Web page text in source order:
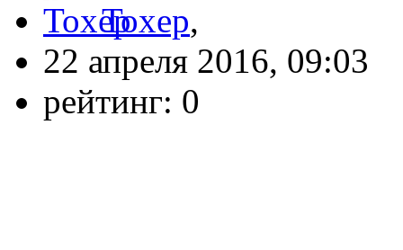
Toxep,
22 апреля 2016, 09:03
рейтинг: 0